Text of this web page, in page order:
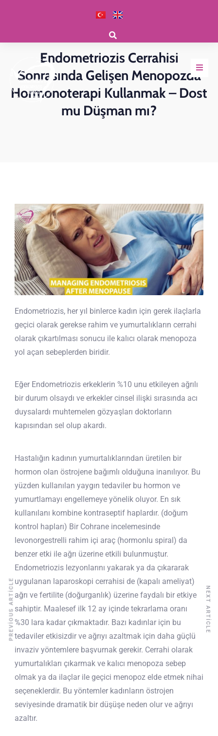
Klinik Haberler
Endometriozis Cerrahisi
Sonrasında Gelişen Menopozda
Hormonoterapi Kullanmak – Dost
mu Düşman mı?
Endometriozis, her yıl binlerce kadın için gerek ilaçlarla
geçici olarak gerekse rahim ve yumurtalıkların cerrahi
olarak çıkartılması sonucu ile kalıcı olarak menopoza
yol açan sebeplerden biridir.
Eğer Endometriozis erkeklerin %10 unu etkileyen ağrılı
bir durum olsaydı ve erkekler cinsel ilişki sırasında acı
duysalardı muhtemelen gözyaşları doktorların
kapısından sel olup akardı.
Hastalığın kadının yumurtalıklarından üretilen bir
hormon olan östrojene bağımlı olduğuna inanılıyor. Bu
yüzden kullanılan yaygın tedaviler bu hormon ve
yumurtlamayı engellemeye yönelik oluyor. En sık
kullanılanı kombine kontraseptif haplardır. (doğum
kontrol hapları) Bir Cohrane incelemesinde
levonorgestrelli rahim içi araç (hormonlu spiral) da
benzer etki ile ağrı üzerine etkili bulunmuştur.
Endometriozis lezyonlarını yakarak ya da çıkararak
uygulanan laparoskopi cerrahisi de (kapalı ameliyat)
ağrı ve fertilite (doğurganlık) üzerine faydalı bir etkiye
sahiptir. Maalesef ilk 12 ay içinde tekrarlama oranı
%30 lara kadar çıkmaktadır. Bazı kadınlar için bu
tedaviler etkisizdir ve ağrıyı azaltmak için daha güçlü
invaziv yöntemlere başvurnak gerekir. Cerrahi olarak
yumurtalıkları çıkarmak ve kalıcı menopoza sebep
olmak ya da ilaçlar ile geçici menopoz elde etmek nihai
seçeneklerdir. Bu yöntemler kadınların östrojen
seviyesinde dramatik bir düşüşe neden olur ve ağrıyı
azaltır.
PREVIOUS ARTICLE NEXT ARTICLE